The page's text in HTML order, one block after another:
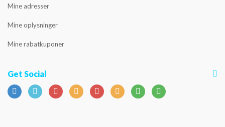
Mine adresser
Mine oplysninger
Mine rabatkuponer
Get Social